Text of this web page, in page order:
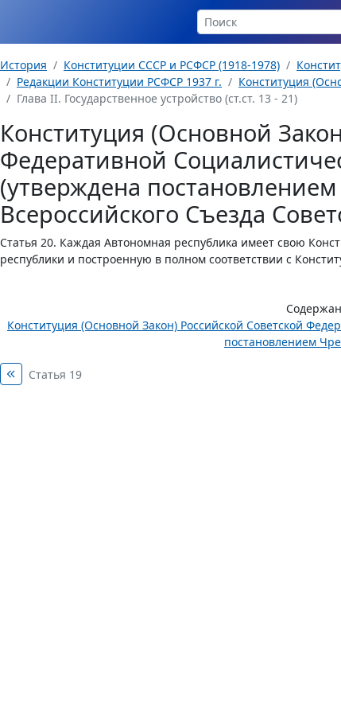
История Конституции СССР и РСФСР (1918-1978)
Редакции Конституции РСФСР 1937 г.
Конституция
Глава II. Государственное устройство (ст.ст. 13 - 21)
Конституция (Основной
Федеративной
(утверждена
Всероссийского Съезда
Статья 20. Каждая Автономная республика имеет свою
республики и построенную в полном соответствии с
Конституция (Основной Закон) Российской Советской
постановлением
Статья 19